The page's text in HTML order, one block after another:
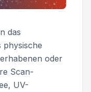
das
physische
oder
Scan-
UV-